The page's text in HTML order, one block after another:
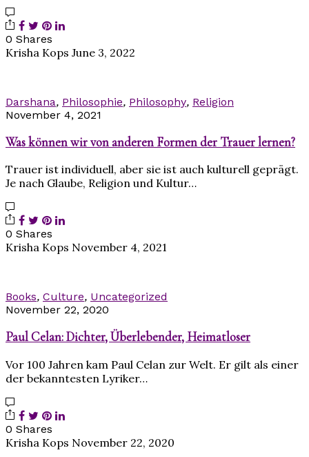
0 Shares
Krisha Kops June 3, 2022
Darshana, Philosophie, Philosophy, Religion
November 4, 2021
Was können wir von anderen Formen der Trauer lernen?
Trauer ist individuell, aber sie ist auch kulturell geprägt.
Je nach Glaube, Religion und Kultur…
0 Shares
Krisha Kops November 4, 2021
Books, Culture, Uncategorized
November 22, 2020
Paul Celan: Dichter, Überlebender, Heimatloser
Vor 100 Jahren kam Paul Celan zur Welt. Er gilt als einer
der bekanntesten Lyriker…
0 Shares
Krisha Kops November 22, 2020